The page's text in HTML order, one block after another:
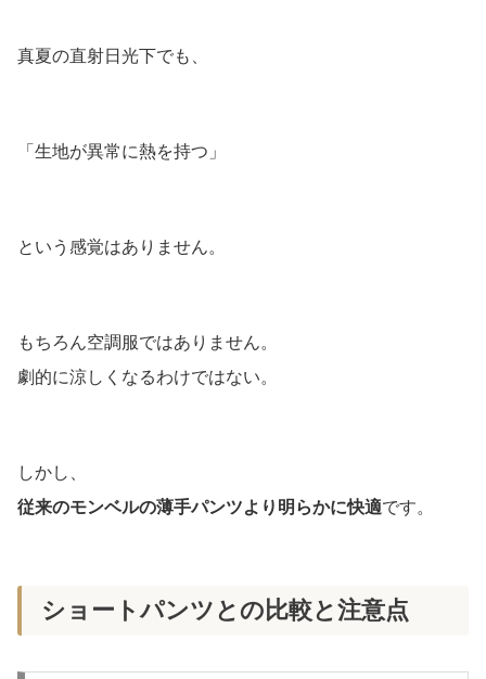
真夏の直射日光下でも、
「生地が異常に熱を持つ」
という感覚はありません。
もちろん空調服ではありません。
劇的に涼しくなるわけではない。
しかし、
従来のモンベルの薄手パンツより明らかに快適です。
ショートパンツとの比較と注意点